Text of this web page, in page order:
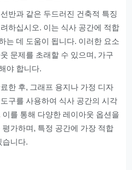
반과 같은 두드러진 건축적 특징
하십시오. 이는 식사 공간에 적합
는 데 도움이 됩니다. 이러한 요소
문제를 초래할 수 있으며, 가구
야 합니다.
한 후, 그래프 용지나 가정 디자
구를 사용하여 식사 공간의 시각
를 통해 다양한 레이아웃 옵션을
가하며, 특정 공간에 가장 적합
습니다.